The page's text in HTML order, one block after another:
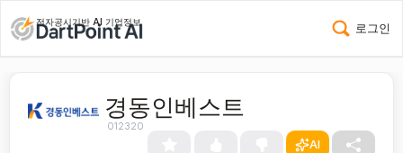
전자공시기반 AI 기업정보 로그인
경동인베스트
012320
AI